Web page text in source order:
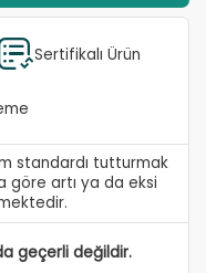
Sertifikalı Ürün
standardı tutturmak
göre artı ya da eksi
geçerli değildir.